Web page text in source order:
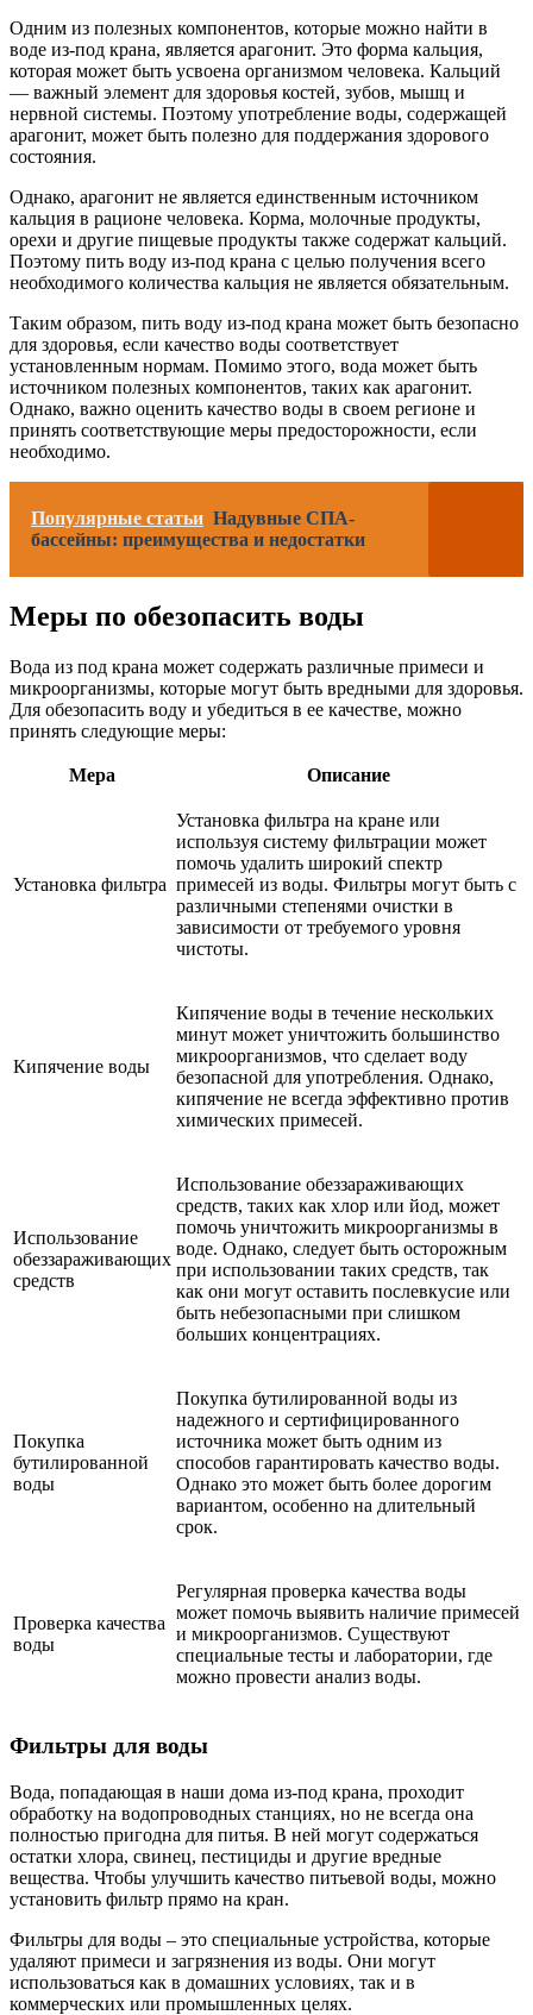
Одним из полезных компонентов, которые можно найти в
воде из-под крана, является арагонит. Это форма кальция,
которая может быть усвоена организмом человека. Кальций
— важный элемент для здоровья костей, зубов, мышц и
нервной системы. Поэтому употребление воды, содержащей
арагонит, может быть полезно для поддержания здорового
состояния.
Однако, арагонит не является единственным источником
кальция в рационе человека. Корма, молочные продукты,
орехи и другие пищевые продукты также содержат кальций.
Поэтому пить воду из-под крана с целью получения всего
необходимого количества кальция не является обязательным.
Таким образом, пить воду из-под крана может быть безопасно
для здоровья, если качество воды соответствует
установленным нормам. Помимо этого, вода может быть
источником полезных компонентов, таких как арагонит.
Однако, важно оценить качество воды в своем регионе и
принять соответствующие меры предосторожности, если
необходимо.
Популярные статьи Надувные СПА-
бассейны: преимущества и недостатки
Меры по обезопасить воды
Вода из под крана может содержать различные примеси и
микроорганизмы, которые могут быть вредными для здоровья.
Для обезопасить воду и убедиться в ее качестве, можно
принять следующие меры:
Мера Описание
Установка фильтра
Установка фильтра на кране или
используя систему фильтрации может
помочь удалить широкий спектр
примесей из воды. Фильтры могут быть с
различными степенями очистки в
зависимости от требуемого уровня
чистоты.
Кипячение воды
Кипячение воды в течение нескольких
минут может уничтожить большинство
микроорганизмов, что сделает воду
безопасной для употребления. Однако,
кипячение не всегда эффективно против
химических примесей.
Использование
обеззараживающих
средств
Использование обеззараживающих
средств, таких как хлор или йод, может
помочь уничтожить микроорганизмы в
воде. Однако, следует быть осторожным
при использовании таких средств, так
как они могут оставить послевкусие или
быть небезопасными при слишком
больших концентрациях.
Покупка
бутилированной
воды
Покупка бутилированной воды из
надежного и сертифицированного
источника может быть одним из
способов гарантировать качество воды.
Однако это может быть более дорогим
вариантом, особенно на длительный
срок.
Проверка качества
воды
Регулярная проверка качества воды
может помочь выявить наличие примесей
и микроорганизмов. Существуют
специальные тесты и лаборатории, где
можно провести анализ воды.
Фильтры для воды
Вода, попадающая в наши дома из-под крана, проходит
обработку на водопроводных станциях, но не всегда она
полностью пригодна для питья. В ней могут содержаться
остатки хлора, свинец, пестициды и другие вредные
вещества. Чтобы улучшить качество питьевой воды, можно
установить фильтр прямо на кран.
Фильтры для воды – это специальные устройства, которые
удаляют примеси и загрязнения из воды. Они могут
использоваться как в домашних условиях, так и в
коммерческих или промышленных целях.